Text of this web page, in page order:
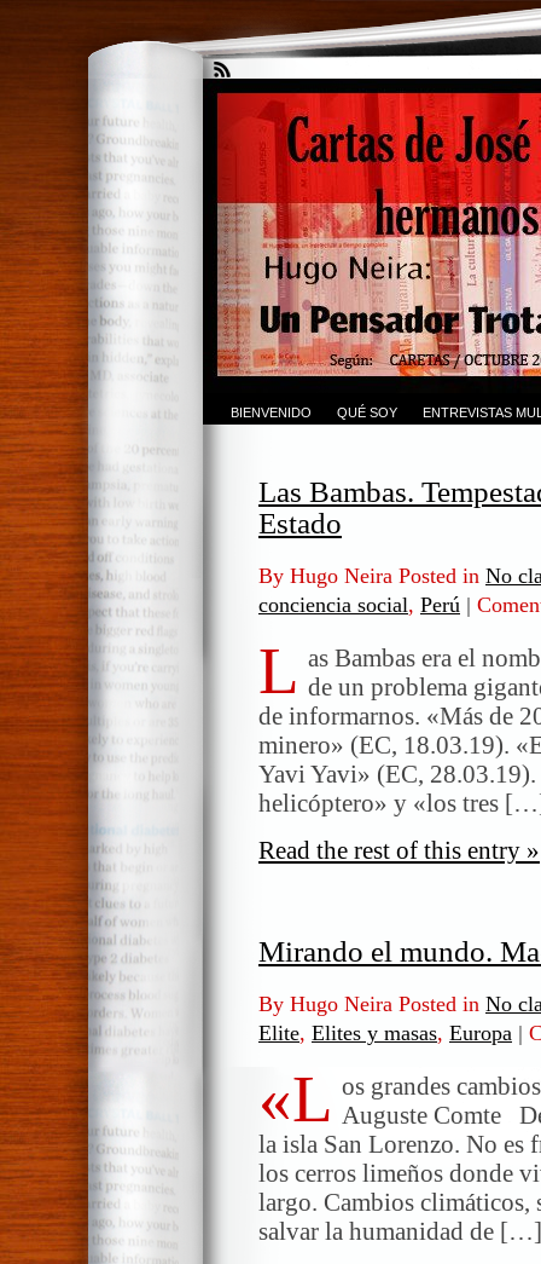
BIENVENIDO QUÉ SOY ENTREVISTAS
Las Bambas.
Estado
By Hugo Neira Posted in No
conciencia social, Perú |
L as Bambas era el
de un problema
de informarnos. «Más de
minero» (EC, 18.03.19).
Yavi Yavi» (EC,
helicóptero» y «los tres
Read the rest of this entry »
Mirando el mundo.
By Hugo Neira Posted in No
Elite, Elites y masas, Europa |
«L os grandes
Auguste Comte
la isla San Lorenzo. No es
los cerros limeños donde
largo. Cambios climáticos,
salvar la humanidad de […]